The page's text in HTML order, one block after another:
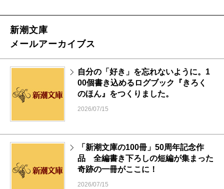
新潮文庫
メールアーカイブス
自分の「好き」を忘れないように。1
00個書き込めるログブック『きろく
のほん』をつくりました。
2026/07/15
「新潮文庫の100冊」50周年記念作
品 全編書き下ろしの短編が集まった
奇跡の一冊がここに！
2026/07/15